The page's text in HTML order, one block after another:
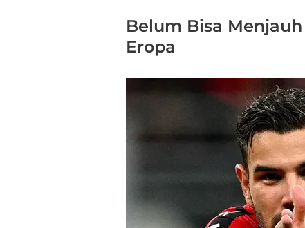
Belum Bisa
Eropa